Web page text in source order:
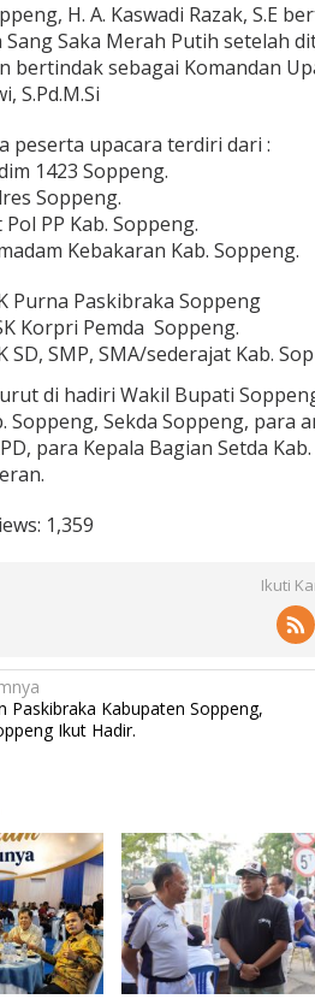
H. A. Kaswadi Razak, S.E
Saka Merah Putih setelah
bertindak sebagai Komandan
S.Pd.M.Si
peserta upacara terdiri dari :
1423 Soppeng.
Soppeng.
Pol PP Kab. Soppeng.
Kebakaran Kab. Soppeng.
Purna Paskibraka Soppeng
Korpri Pemda Soppeng.
SD, SMP, SMA/sederajat Kab.
di hadiri Wakil Bupati
Soppeng, Sekda Soppeng, para
para Kepala Bagian Setda
1,359
Ikuti
Paskibraka Kabupaten Soppeng,
Ikut Hadir.